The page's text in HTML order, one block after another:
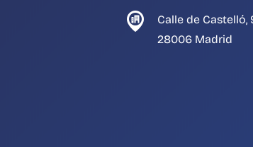
Calle de Castelló,
28006 Madrid